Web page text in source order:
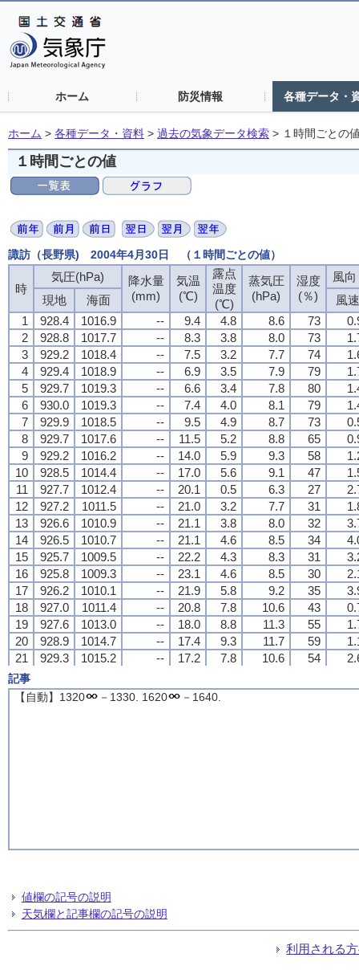
ホーム 防災情報 各種データ・
ホーム > 各種データ・資料 > 過去の気象データ検索 > １時間ごとの
１時間ごとの値
諏訪（長野県) 2004年4月30日 （１時間ごとの値）
時
気圧(hPa)
降水量
(mm)
気温
(℃)
露点
温度
(℃)
蒸気圧
(hPa)
湿度
(％)
風
現地
海面
風速
1
928.4 1016.9 -- 9.4 4.8 8.6 73
2
928.8 1017.7 -- 8.3 3.8 8.0 73
3
929.2 1018.4 -- 7.5 3.2 7.7 74
4
929.4 1018.9 -- 6.9 3.5 7.9 79
5
929.7 1019.3 -- 6.6 3.4 7.8 80
6
930.0 1019.3 -- 7.4 4.0 8.1 79
7
929.9 1018.5 -- 9.5 4.9 8.7 73
8
929.7 1017.6 -- 11.5 5.2 8.8 65
9
929.2 1016.2 -- 14.0 5.9 9.3 58
10
928.5 1014.4 -- 17.0 5.6 9.1 47
11
927.7 1012.4 -- 20.1 0.5 6.3 27
12
927.2 1011.5 -- 21.0 3.2 7.7 31
13
926.6 1010.9 -- 21.1 3.8 8.0 32
14
926.5 1010.7 -- 21.1 4.6 8.5 34
15
925.7 1009.5 -- 22.2 4.3 8.3 31
16
925.8 1009.3 -- 23.1 4.6 8.5 30
17
926.2 1010.1 -- 21.9 5.8 9.2 35
18
927.0 1011.4 -- 20.8 7.8 10.6 43
19
927.6 1013.0 -- 18.0 8.8 11.3 55
20
928.9 1014.7 -- 17.4 9.3 11.7 59
21
929.3 1015.2 -- 17.2 7.8 10.6 54
22
23
929.1 1015.7 -- 15.1 8.1 10.8 63
時
気圧(hPa)
降水量
(mm)
気温
(℃)
露点
温度
(℃)
蒸気圧
(hPa)
湿度
(％)
風
現地
海面
風速
1
928.4 1016.9 -- 9.4 4.8 8.6 73
2
928.8 1017.7 -- 8.3 3.8 8.0 73
3
929.2 1018.4 -- 7.5 3.2 7.7 74
4
929.4 1018.9 -- 6.9 3.5 7.9 79
5
929.7 1019.3 -- 6.6 3.4 7.8 80
6
930.0 1019.3 -- 7.4 4.0 8.1 79
7
929.9 1018.5 -- 9.5 4.9 8.7 73
8
929.7 1017.6 -- 11.5 5.2 8.8 65
9
929.2 1016.2 -- 14.0 5.9 9.3 58
10
928.5 1014.4 -- 17.0 5.6 9.1 47
11
927.7 1012.4 -- 20.1 0.5 6.3 27
12
927.2 1011.5 -- 21.0 3.2 7.7 31
13
926.6 1010.9 -- 21.1 3.8 8.0 32
14
926.5 1010.7 -- 21.1 4.6 8.5 34
15
925.7 1009.5 -- 22.2 4.3 8.3 31
16
925.8 1009.3 -- 23.1 4.6 8.5 30
17
926.2 1010.1 -- 21.9 5.8 9.2 35
18
927.0 1011.4 -- 20.8 7.8 10.6 43
19
927.6 1013.0 -- 18.0 8.8 11.3 55
20
928.9 1014.7 -- 17.4 9.3 11.7 59
21
929.3 1015.2 -- 17.2 7.8 10.6 54
22
23
929.1 1015.7 -- 15.1 8.1 10.8 63
時
気圧(hPa)
降水量
(mm)
気温
(℃)
露点
温度
(℃)
蒸気圧
(hPa)
湿度
(％)
風
現地
海面
風速
1
928.4 1016.9 -- 9.4 4.8 8.6 73
2
928.8 1017.7 -- 8.3 3.8 8.0 73
3
929.2 1018.4 -- 7.5 3.2 7.7 74
4
929.4 1018.9 -- 6.9 3.5 7.9 79
5
929.7 1019.3 -- 6.6 3.4 7.8 80
6
930.0 1019.3 -- 7.4 4.0 8.1 79
7
929.9 1018.5 -- 9.5 4.9 8.7 73
8
929.7 1017.6 -- 11.5 5.2 8.8 65
9
929.2 1016.2 -- 14.0 5.9 9.3 58
10
928.5 1014.4 -- 17.0 5.6 9.1 47
11
927.7 1012.4 -- 20.1 0.5 6.3 27
12
927.2 1011.5 -- 21.0 3.2 7.7 31
13
926.6 1010.9 -- 21.1 3.8 8.0 32
14
926.5 1010.7 -- 21.1 4.6 8.5 34
15
925.7 1009.5 -- 22.2 4.3 8.3 31
16
925.8 1009.3 -- 23.1 4.6 8.5 30
17
926.2 1010.1 -- 21.9 5.8 9.2 35
18
927.0 1011.4 -- 20.8 7.8 10.6 43
19
927.6 1013.0 -- 18.0 8.8 11.3 55
20
928.9 1014.7 -- 17.4 9.3 11.7 59
21
929.3 1015.2 -- 17.2 7.8 10.6 54
22
23
929.1 1015.7 -- 15.1 8.1 10.8 63
時
気圧(hPa)
降水量
(mm)
気温
(℃)
露点
温度
(℃)
蒸気圧
(hPa)
湿度
(％)
風
現地
海面
風速
1
928.4 1016.9 -- 9.4 4.8 8.6 73
2
928.8 1017.7 -- 8.3 3.8 8.0 73
3
929.2 1018.4 -- 7.5 3.2 7.7 74
4
929.4 1018.9 -- 6.9 3.5 7.9 79
5
929.7 1019.3 -- 6.6 3.4 7.8 80
6
930.0 1019.3 -- 7.4 4.0 8.1 79
7
929.9 1018.5 -- 9.5 4.9 8.7 73
8
929.7 1017.6 -- 11.5 5.2 8.8 65
9
929.2 1016.2 -- 14.0 5.9 9.3 58
10
928.5 1014.4 -- 17.0 5.6 9.1 47
11
927.7 1012.4 -- 20.1 0.5 6.3 27
12
927.2 1011.5 -- 21.0 3.2 7.7 31
13
926.6 1010.9 -- 21.1 3.8 8.0 32
14
926.5 1010.7 -- 21.1 4.6 8.5 34
15
925.7 1009.5 -- 22.2 4.3 8.3 31
16
925.8 1009.3 -- 23.1 4.6 8.5 30
17
926.2 1010.1 -- 21.9 5.8 9.2 35
18
927.0 1011.4 -- 20.8 7.8 10.6 43
19
927.6 1013.0 -- 18.0 8.8 11.3 55
20
928.9 1014.7 -- 17.4 9.3 11.7 59
21
929.3 1015.2 -- 17.2 7.8 10.6 54
22
23
929.1 1015.7 -- 15.1 8.1 10.8 63
記事
【自動】1320
－1330. 1620 －1640.
値欄の記号の説明
天気欄と記事欄の記号の説明
利用される